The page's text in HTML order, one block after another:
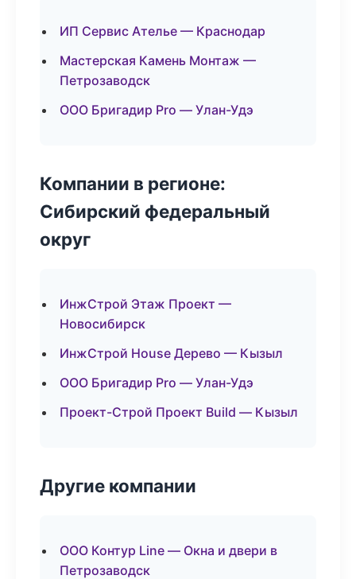
ИП Сервис Ателье — Краснодар
Мастерская Камень Монтаж —
Петрозаводск
ООО Бригадир Pro — Улан-Удэ
Компании в регионе:
Сибирский федеральный
округ
ИнжСтрой Этаж Проект —
Новосибирск
ИнжСтрой House Дерево — Кызыл
ООО Бригадир Pro — Улан-Удэ
Проект-Строй Проект Build — Кызыл
Другие компании
ООО Контур Line — Окна и двери в
Петрозаводск